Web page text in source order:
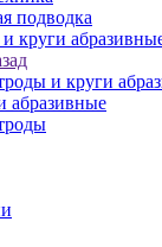
подводка
круги
и круги
абразивные